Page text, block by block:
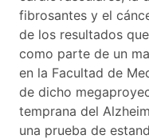
fibrosantes y el
de los resultados
como parte de un
en la Facultad de
de dicho
temprana del
una prueba de